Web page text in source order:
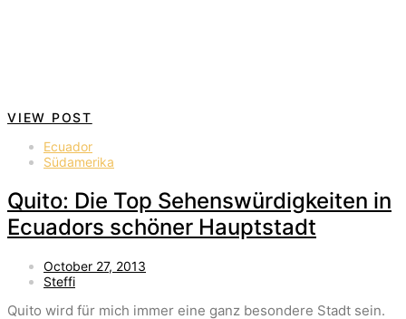
VIEW POST
Ecuador
Südamerika
Quito: Die Top Sehenswürdigkeiten in
Ecuadors schöner Hauptstadt
October 27, 2013
Steffi
Quito wird für mich immer eine ganz besondere Stadt sein.